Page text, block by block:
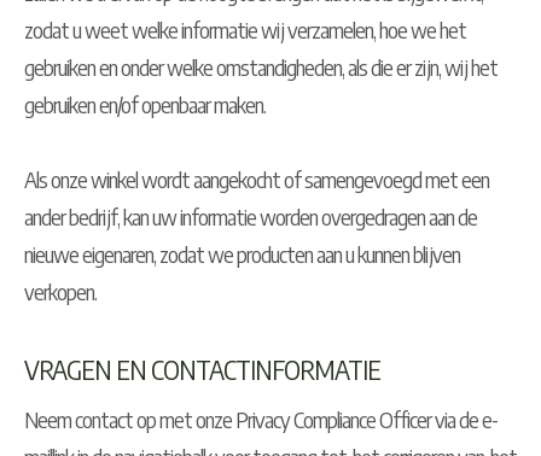
zodat u weet welke informatie wij verzamelen, hoe we het
gebruiken en onder welke omstandigheden, als die er zijn, wij het
gebruiken en/of openbaar maken.
Als onze winkel wordt aangekocht of samengevoegd met een
ander bedrijf, kan uw informatie worden overgedragen aan de
nieuwe eigenaren, zodat we producten aan u kunnen blijven
verkopen.
VRAGEN EN CONTACTINFORMATIE
Neem contact op met onze Privacy Compliance Officer via de e-